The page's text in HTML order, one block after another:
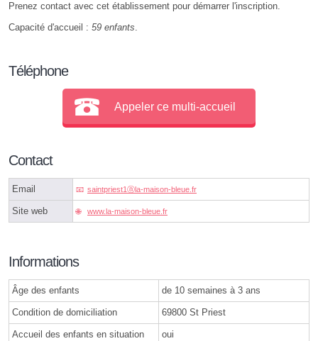
Prenez contact avec cet établissement pour démarrer l'inscription.
Capacité d'accueil : 59 enfants.
Téléphone
Appeler ce multi-accueil
Contact
Email saintpriest1ⓐla-maison-bleue.fr
Site web www.la-maison-bleue.fr
Informations
Âge des enfants de 10 semaines à 3 ans
Condition de domiciliation 69800 St Priest
Accueil des enfants en situation
oui